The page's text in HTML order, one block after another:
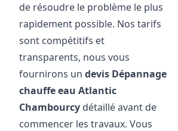
de résoudre le problème le plus
rapidement possible. Nos tarifs
sont compétitifs et
transparents, nous vous
fournirons undevis Dépannage
chauffe eau Atlantic
Chambourcy détaillé avant de
commencer les travaux. Vous